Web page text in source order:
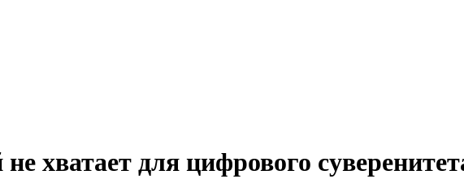
хватает для цифрового